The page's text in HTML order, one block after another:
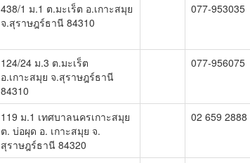
438/1 ม.1 ต.มะเร็ต อ.เกาะสมุย
จ.สุราษฎร์ธานี 84310
077-953035
124/24 ม.3 ต.มะเร็ต
อ.เกาะสมุย จ.สุราษฎร์ธานี
84310
077-956075
119 ม.1 เทศบาลนครเกาะสมุย
ต. บ่อผุด อ. เกาะสมุย จ.
สุราษฎร์ธานี 84320
02 659 2888